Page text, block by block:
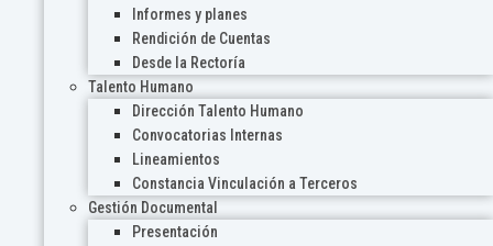
Informes y planes
Rendición de Cuentas
Desde la Rectoría
Talento Humano
Dirección Talento Humano
Convocatorias Internas
Lineamientos
Constancia Vinculación a Terceros
Gestión Documental
Presentación